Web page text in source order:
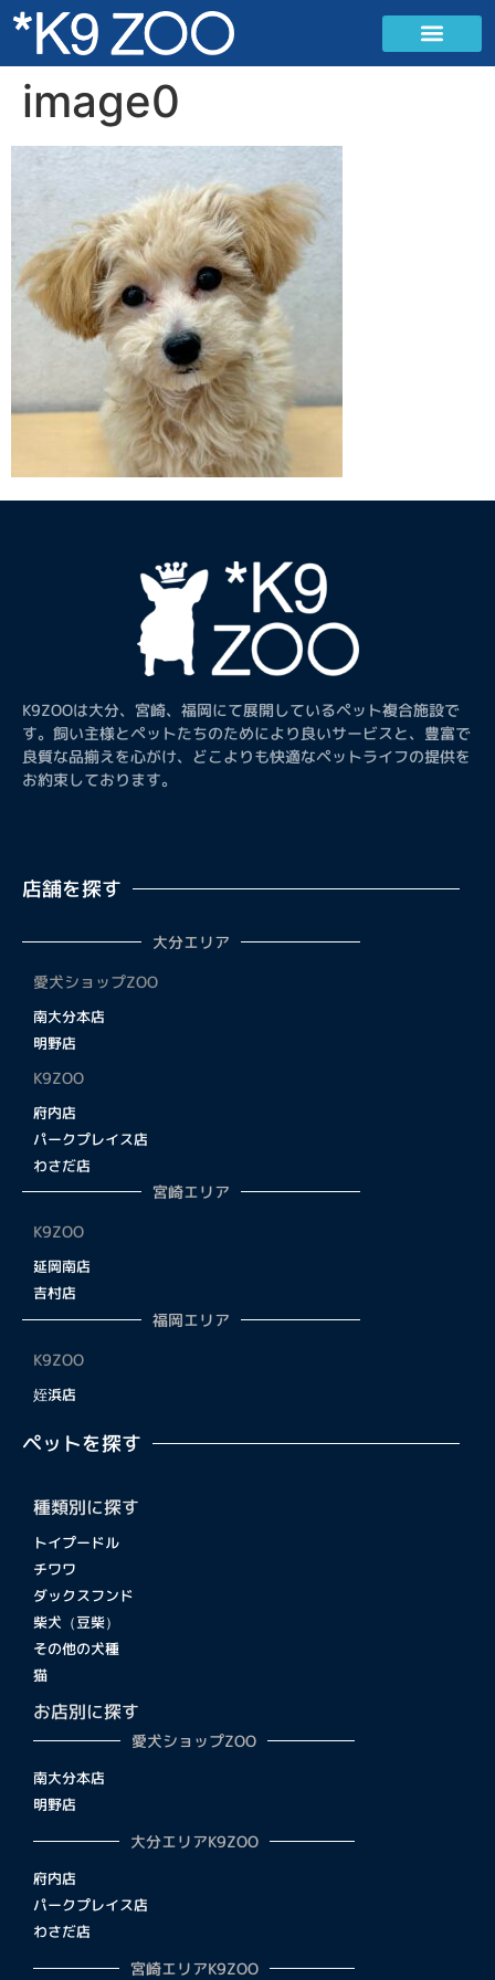
image0
K9ZOOは大分、宮崎、福岡にて展開しているペット複合施設で
す。飼い主様とペットたちのためにより良いサービスと、豊富で
良質な品揃えを心がけ、どこよりも快適なペットライフの提供を
お約束しております。
店舗を探す
大分エリア
愛犬ショップZOO
南大分本店
明野店
K9ZOO
府内店
パークプレイス店
わさだ店
宮崎エリア
K9ZOO
延岡南店
吉村店
福岡エリア
K9ZOO
姪浜店
ペットを探す
種類別に探す
トイプードル
チワワ
ダックスフンド
柴犬（豆柴）
その他の犬種
猫
お店別に探す
愛犬ショップZOO
南大分本店
明野店
大分エリアK9ZOO
府内店
パークプレイス店
わさだ店
宮崎エリアK9ZOO